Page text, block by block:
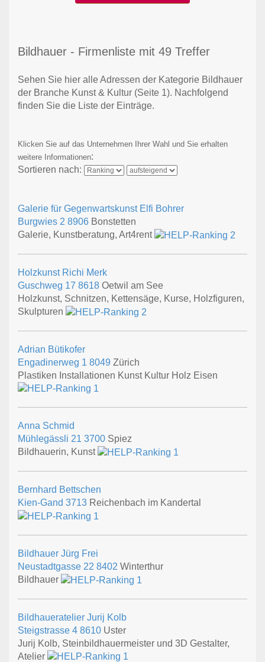
Bildhauer - Firmenliste mit 49 Treffer
Sehen Sie hier alle Adressen der Kategorie Bildhauer
der Branche Kunst & Kultur (Seite 1). Nachfolgend
finden Sie die Liste der Einträge.
Klicken Sie auf das Unternehmen Ihrer Wahl und Sie erhalten
weitere Informationen:
Sortieren nach:
Galerie für Gegenwartskunst Elfi Bohrer
Burgwies 2 8906 Bonstetten
Galerie, Kunstberatung, Art4rent
Holzkunst Richi Merk
Guschweg 17 8618 Oetwil am See
Holzkunst, Schnitzen, Kettensäge, Kurse, Holzfiguren,
Skulpturen
Adrian Bütikofer
Engadinerweg 1 8049 Zürich
Plastiken Installationen Kunst Kultur Holz Eisen
Anna Schmid
Mühlegässli 21 3700 Spiez
Bildhauerin, Kunst
Bernhard Bettschen
Kien-Gand 3713 Reichenbach im Kandertal
Bildhauer Jürg Frei
Neustadtgasse 22 8402 Winterthur
Bildhauer
Bildhaueratelier Jurij Kolb
Steigstrasse 4 8610 Uster
Jurij Kolb, Steinbildhauermeister und 3D Gestalter,
Atelier